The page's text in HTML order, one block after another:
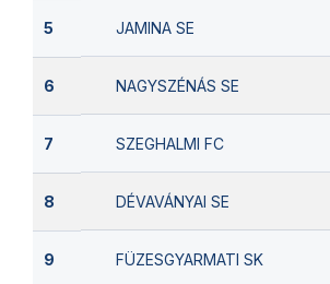
5 JAMINA SE
6 NAGYSZÉNÁS SE
7 SZEGHALMI FC
8 DÉVAVÁNYAI SE
9 FÜZESGYARMATI SK